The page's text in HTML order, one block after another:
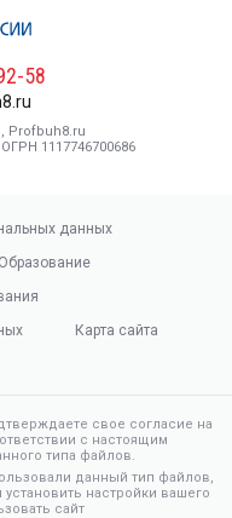
58
Profbuh8.ru
1117746700686
данных
Образование
Карта сайта
свое согласие на
с настоящим
типа файлов.
данный тип файлов,
настройки вашего
сайт